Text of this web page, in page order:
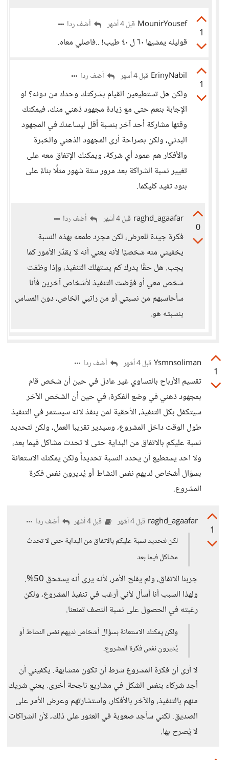
1
MounirYousef قبل 4 أشهر أضف ردا
قوليله يمشيها ٦٠ ل ٤٠ طيب! ..فاصلي معاه.
1
ErinyNabil قبل 4 أشهر أضف ردا
ولكن هل تستطيعين القيام بشركتك وحدك من دونه؟ لو
الإجابة بنعم حتى مع زيادة مجهود ذهني منك، فيمكنك
وقتها مشاركة أحد آخر بنسبة أقل ليساعدك في المجهود
البدني، ولكن بصراحة أرى المجهود الذهني والخبرة
والأفكار هم عمود أي شركة، ويمكنك الإتفاق معه على
تغيير نسبة الشراكة بعد مرور ستة شهور مثلًا بناءً على
بنود تفيد كليكما.
0
raghd_agaafar قبل 4 أشهر أضف ردا
فكرة جيدة للعرض، لكن مجرد طمعه بهذه النسبة
يخفيني منه شخصيًا لأنه يعني أنه لا يقدّر الأمور كما
يجب. هل حقًا يدرك كم يستهلك التنفيذ، وإذا وظفت
شخص معي أو فوّضت التنفيذ لأشخاص آخرين فأنا
سأحاسبهم من نسبتي أو من راتبي الخاص، دون المساس
بنسبته هو.
1
Ysmnsoliman قبل 4 أشهر أضف ردا
تقسيم الأرباح بالتساوي غير عادل في حين أن شخص قام
بمجهود ذهني في وضع الفكرة، في حين أن الشخص الآخر
سيتكفل بكل التنفيذ، الأحقية لمن ينفذ لانه سيستمر في التنفيذ
طول الوقت داخل المشروع، وسيدير تقريبا العمل، ولكن لتحديد
نسبة عليكم بالاتفاق من البداية حتى لا تحدث مشاكل فيما بعد،
ولا احد يستطيع أن يحدد النسبة تحديداً ولكن يمكنك الاستعانة
بسؤال أشخاص لديهم نفس النشاط أو يُديرون نفس فكرة
المشروع.
1
raghd_agaafar قبل 4 أشهر قبل 4 أشهر
أضف ردا
لكن لتحديد نسبة عليكم بالاتفاق من البداية حتى لا تحدث
مشاكل فيما بعد
جربنا الاتفاق، ولم يفلح الأمر، لأنه يرى أنه يستحق 50%.
ولهذا السبب أنا أسأل لأني أرغب في تنفيذ المشروع، ولكن
رغبته في الحصول على نسبة النصف تمنعنا.
ولكن يمكنك الاستعانة بسؤال أشخاص لديهم نفس النشاط أو
يُديرون نفس فكرة المشروع.
لا أرى أن فكرة المشروع شرط أن تكون متشابهة. يكفيني أن
أجد شركاء بنفس الشكل في مشاريع ناجحة أخرى. يعني شريك
منهم بالتنفيذ، والآخر بالأفكار، واستشارتهم وعرض الأمر على
الصديق. لكني سأجد صعوبة في العثور على ذلك، لأن الشراكات
لا يُصرح بها.